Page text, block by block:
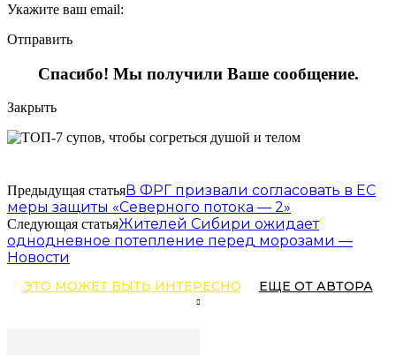
Укажите ваш email:
Отправить
Спасибо! Мы получили Ваше сообщение.
Закрыть
Предыдущая статьяВ ФРГ призвали согласовать в ЕС
меры защиты «Северного потока — 2»
Следующая статьяЖителей Сибири ожидает
однодневное потепление перед морозами —
Новости
ЭТО МОЖЕТ БЫТЬ ИНТЕРЕСНО ЕЩЕ ОТ АВТОРА